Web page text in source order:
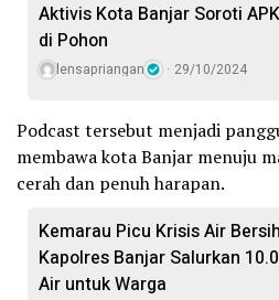
Aktivis Kota Banjar Soroti
di Pohon
lensapriangan 29/10/2024
Podcast tersebut menjadi
membawa kota Banjar menuju
cerah dan penuh harapan.
Kemarau Picu Krisis Air
Kapolres Banjar Salurkan
Air untuk Warga